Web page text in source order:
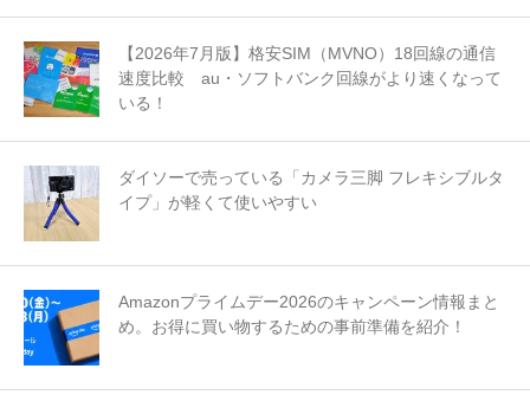
【2026年7月版】格安SIM（MVNO）18回線の通信
速度比較 au・ソフトバンク回線がより速くなって
いる！
ダイソーで売っている「カメラ三脚 フレキシブルタ
イプ」が軽くて使いやすい
Amazonプライムデー2026のキャンペーン情報まと
め。お得に買い物するための事前準備を紹介！